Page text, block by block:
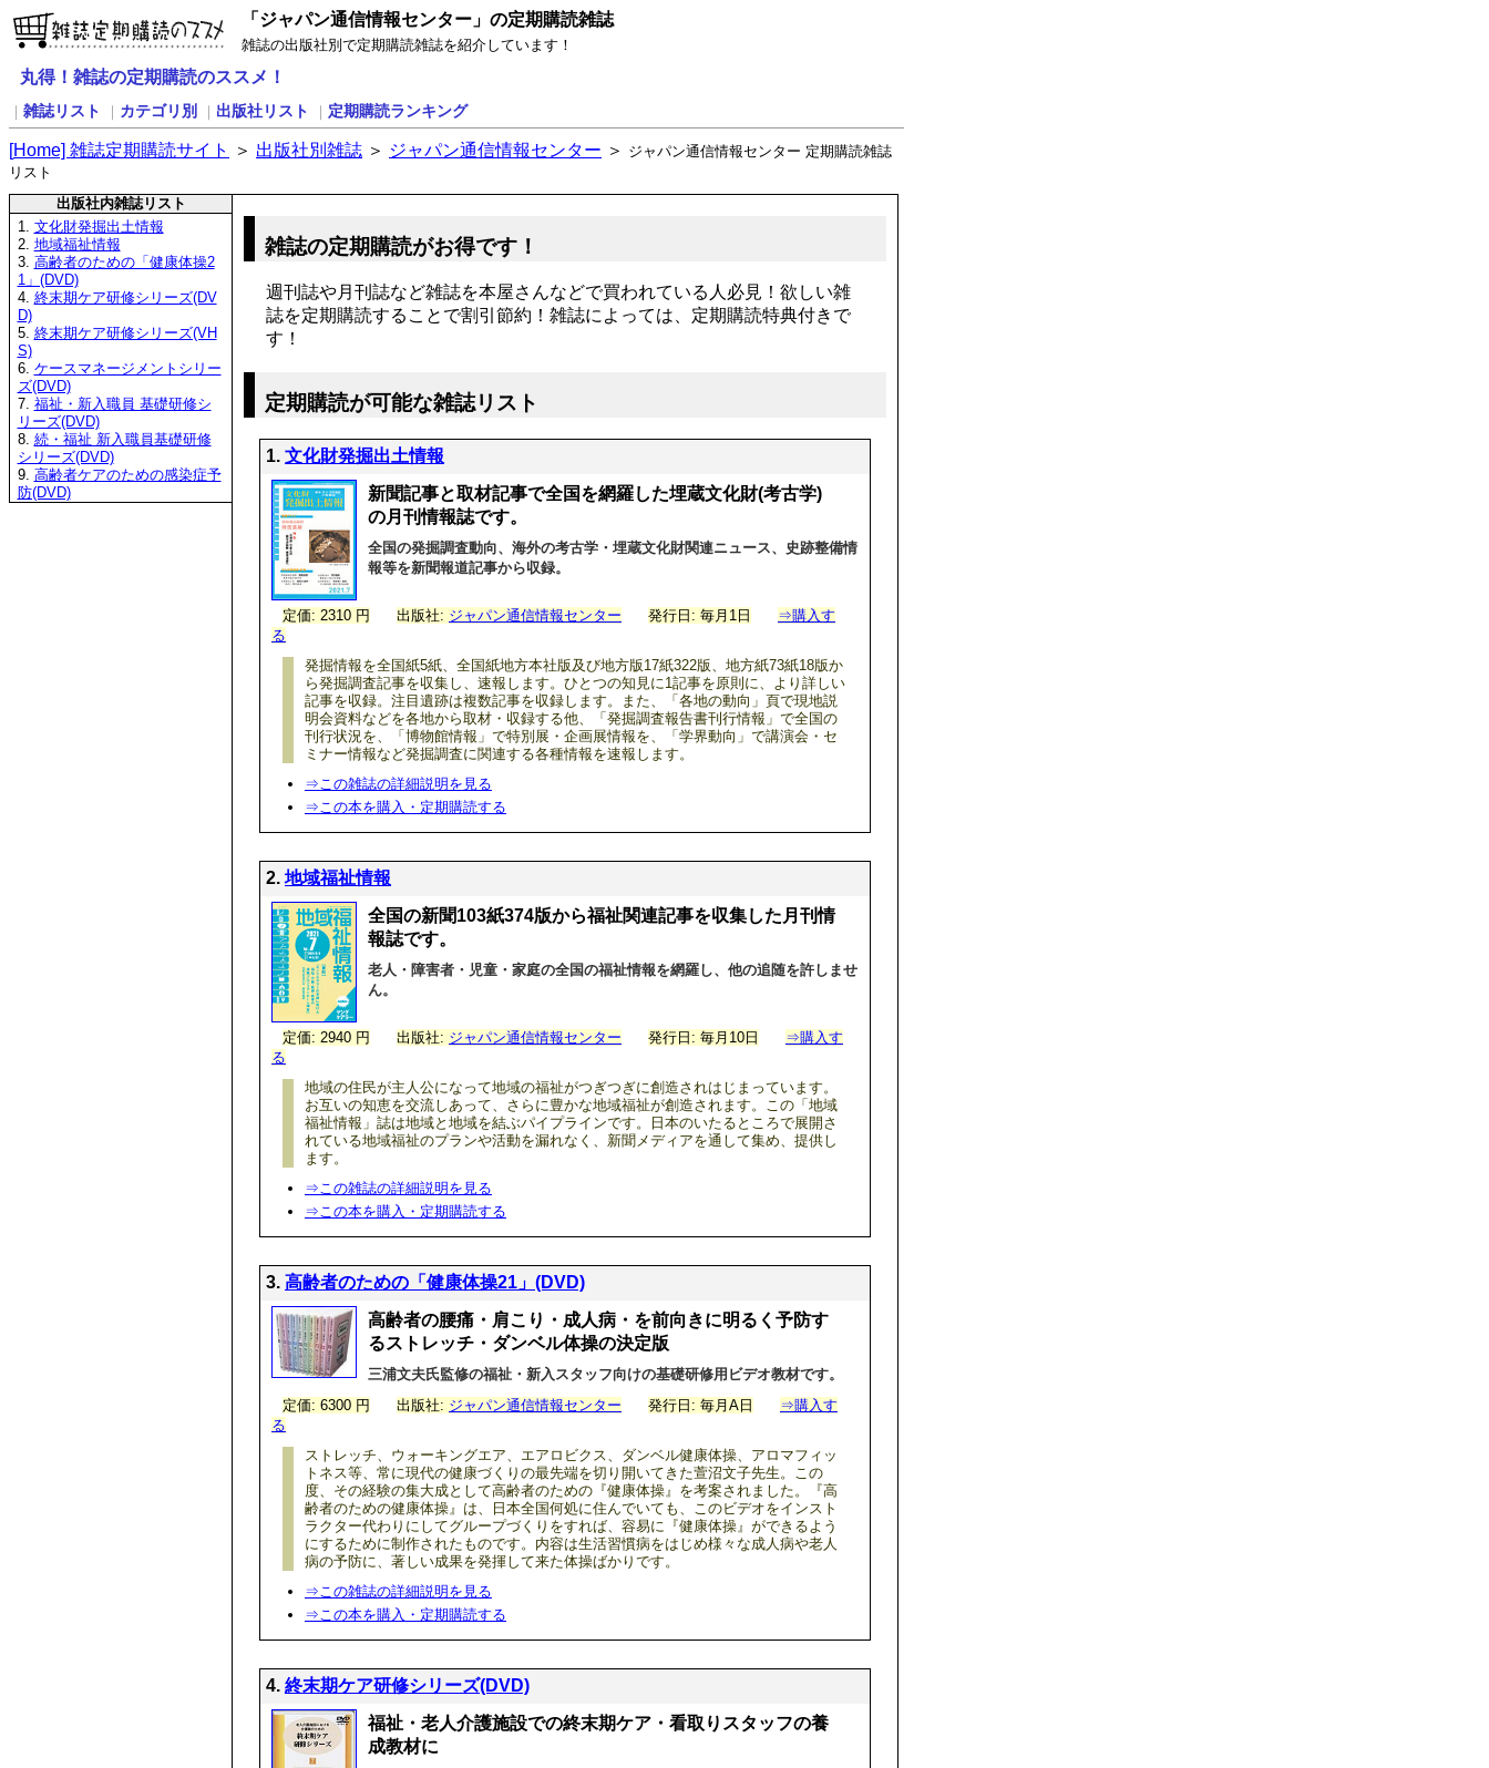
「ジャパン通信情報センター」の定期購読雑誌
雑誌の出版社別で定期購読雑誌を紹介しています！
丸得！雑誌の定期購読のススメ！
雑誌リスト カテゴリ別 出版社リスト 定期購読ランキング
[Home] 雑誌定期購読サイト ＞ 出版社別雑誌 ＞ ジャパン通信情報センター ＞ ジャパン通信情報センター 定期購読雑誌
リスト
出版社内雑誌リスト
1. 文化財発掘出土情報
2. 地域福祉情報
3. 高齢者のための「健康体操2
1」(DVD)
4. 終末期ケア研修シリーズ(DV
D)
5. 終末期ケア研修シリーズ(VH
S)
6. ケースマネージメントシリー
ズ(DVD)
7. 福祉・新入職員 基礎研修シ
リーズ(DVD)
8. 続・福祉 新入職員基礎研修
シリーズ(DVD)
9. 高齢者ケアのための感染症予
防(DVD)
雑誌の定期購読がお得です！
週刊誌や月刊誌など雑誌を本屋さんなどで買われている人必見！欲しい雑
誌を定期購読することで割引節約！雑誌によっては、定期購読特典付きで
す！
定期購読が可能な雑誌リスト
1. 文化財発掘出土情報
新聞記事と取材記事で全国を網羅した埋蔵文化財(考古学)
の月刊情報誌です。
全国の発掘調査動向、海外の考古学・埋蔵文化財関連ニュース、史跡整備情
報等を新聞報道記事から収録。
定価: 2310 円 出版社: ジャパン通信情報センター 発行日: 毎月1日
⇒購入す
る
発掘情報を全国紙5紙、全国紙地方本社版及び地方版17紙322版、地方紙73紙18版か
ら発掘調査記事を収集し、速報します。ひとつの知見に1記事を原則に、より詳しい
記事を収録。注目遺跡は複数記事を収録します。また、「各地の動向」頁で現地説
明会資料などを各地から取材・収録する他、「発掘調査報告書刊行情報」で全国の
刊行状況を、「博物館情報」で特別展・企画展情報を、「学界動向」で講演会・セ
ミナー情報など発掘調査に関連する各種情報を速報します。
⇒この雑誌の詳細説明を見る
⇒この本を購入・定期購読する
2. 地域福祉情報
全国の新聞103紙374版から福祉関連記事を収集した月刊情
報誌です。
老人・障害者・児童・家庭の全国の福祉情報を網羅し、他の追随を許しませ
ん。
定価: 2940 円 出版社: ジャパン通信情報センター 発行日: 毎月10日
⇒購入す
る
地域の住民が主人公になって地域の福祉がつぎつぎに創造されはじまっています。
お互いの知恵を交流しあって、さらに豊かな地域福祉が創造されます。この「地域
福祉情報」誌は地域と地域を結ぶパイプラインです。日本のいたるところで展開さ
れている地域福祉のプランや活動を漏れなく、新聞メディアを通して集め、提供し
ます。
⇒この雑誌の詳細説明を見る
⇒この本を購入・定期購読する
3. 高齢者のための「健康体操21」(DVD)
高齢者の腰痛・肩こり・成人病・を前向きに明るく予防す
るストレッチ・ダンベル体操の決定版
三浦文夫氏監修の福祉・新入スタッフ向けの基礎研修用ビデオ教材です。
定価: 6300 円
出版社: ジャパン通信情報センター 発行日: 毎月A日
⇒購入す
る
ストレッチ、ウォーキングエア、エアロビクス、ダンベル健康体操、アロマフィッ
トネス等、常に現代の健康づくりの最先端を切り開いてきた萱沼文子先生。この
度、その経験の集大成として高齢者のための『健康体操』を考案されました。『高
齢者のための健康体操』は、日本全国何処に住んでいても、このビデオをインスト
ラクター代わりにしてグループづくりをすれば、容易に『健康体操』ができるよう
にするために制作されたものです。内容は生活習慣病をはじめ様々な成人病や老人
病の予防に、著しい成果を発揮して来た体操ばかりです。
⇒この雑誌の詳細説明を見る
⇒この本を購入・定期購読する
4. 終末期ケア研修シリーズ(DVD)
福祉・老人介護施設での終末期ケア・看取りスタッフの養
成教材に